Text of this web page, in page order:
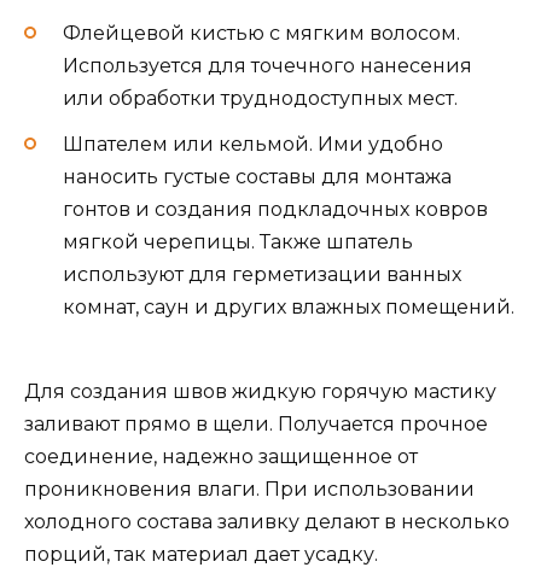
Флейцевой кистью с мягким волосом.
Используется для точечного нанесения
или обработки труднодоступных мест.
Шпателем или кельмой. Ими удобно
наносить густые составы для монтажа
гонтов и создания подкладочных ковров
мягкой черепицы. Также шпатель
используют для герметизации ванных
комнат, саун и других влажных помещений.
Для создания швов жидкую горячую мастику
заливают прямо в щели. Получается прочное
соединение, надежно защищенное от
проникновения влаги. При использовании
холодного состава заливку делают в несколько
порций, так материал дает усадку.